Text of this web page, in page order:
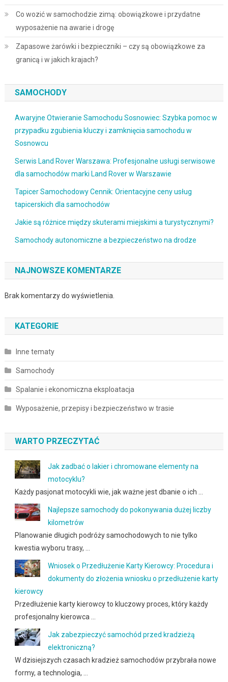
Co wozić w samochodzie zimą: obowiązkowe i przydatne
wyposażenie na awarie i drogę
Zapasowe żarówki i bezpieczniki – czy są obowiązkowe za
granicą i w jakich krajach?
SAMOCHODY
Awaryjne Otwieranie Samochodu Sosnowiec: Szybka pomoc w
przypadku zgubienia kluczy i zamknięcia samochodu w
Sosnowcu
Serwis Land Rover Warszawa: Profesjonalne usługi serwisowe
dla samochodów marki Land Rover w Warszawie
Tapicer Samochodowy Cennik: Orientacyjne ceny usług
tapicerskich dla samochodów
Jakie są różnice między skuterami miejskimi a turystycznymi?
Samochody autonomiczne a bezpieczeństwo na drodze
NAJNOWSZE KOMENTARZE
Brak komentarzy do wyświetlenia.
KATEGORIE
Inne tematy
Samochody
Spalanie i ekonomiczna eksploatacja
Wyposażenie, przepisy i bezpieczeństwo w trasie
WARTO PRZECZYTAĆ
Jak zadbać o lakier i chromowane elementy na
motocyklu?
Każdy pasjonat motocykli wie, jak ważne jest dbanie o ich …
Najlepsze samochody do pokonywania dużej liczby
kilometrów
Planowanie długich podróży samochodowych to nie tylko
kwestia wyboru trasy, …
Wniosek o Przedłużenie Karty Kierowcy: Procedura i
dokumenty do złożenia wniosku o przedłużenie karty
kierowcy
Przedłużenie karty kierowcy to kluczowy proces, który każdy
profesjonalny kierowca …
Jak zabezpieczyć samochód przed kradzieżą
elektroniczną?
W dzisiejszych czasach kradzież samochodów przybrała nowe
formy, a technologia, …